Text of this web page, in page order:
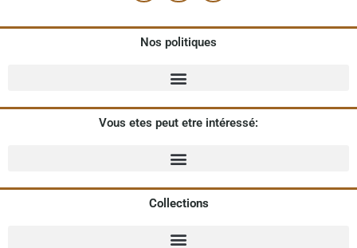
Nos politiques
Vous etes peut etre intéressé:
Collections